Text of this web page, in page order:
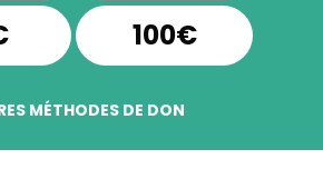
100€
MÉTHODES DE DON